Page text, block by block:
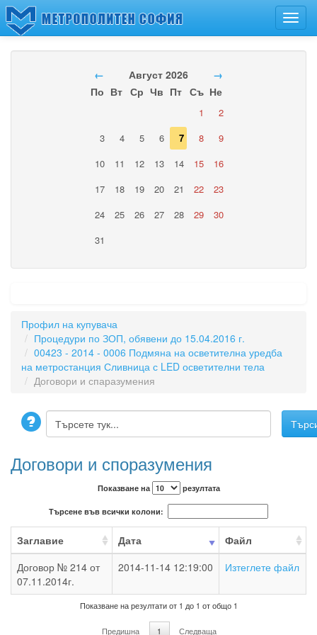
← Август 2026
→
По Вт Ср Чв Пт Съ Не
1
2
3
4 5 6 7 8
9
10
11 12 13 14 15
16
17
18 19 20 21 22
23
24
25 26 27 28 29
30
31
Профил на купувача
Процедури по ЗОП, обявени до 15.04.2016 г.
00423 - 2014 - 0006 Подмяна на осветителна уредба
на метростанция Сливница с LED осветителни тела
Договори и спаразумения
Договори и споразумения
Показване на резултата
Търсене във всички колони:
Заглавие Дата
Файл
Договор № 214 от
07.11.2014г.
2014-11-14 12:19:00 Изтеглете файл
Показване на резултати от 1 до 1 от общо 1
Предишна 1 Следваща